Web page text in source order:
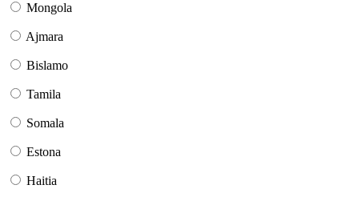
Mongola
Ajmara
Bislamo
Tamila
Somala
Estona
Haitia